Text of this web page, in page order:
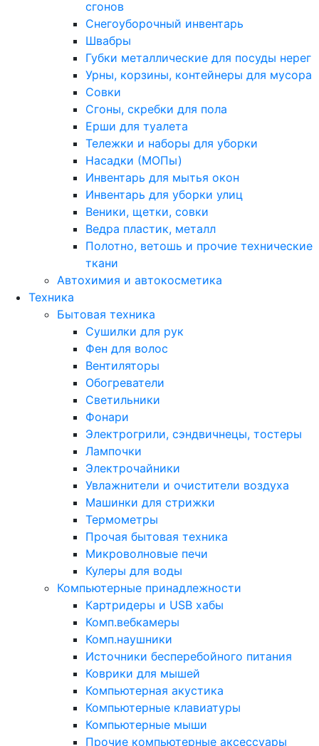
сгонов
Снегоуборочный инвентарь
Швабры
Губки металлические для посуды нерег
Урны, корзины, контейнеры для мусора
Совки
Сгоны, скребки для пола
Ерши для туалета
Тележки и наборы для уборки
Насадки (МОПы)
Инвентарь для мытья окон
Инвентарь для уборки улиц
Веники, щетки, совки
Ведра пластик, металл
Полотно, ветошь и прочие технические
ткани
Автохимия и автокосметика
Техника
Бытовая техника
Сушилки для рук
Фен для волос
Вентиляторы
Обогреватели
Светильники
Фонари
Электрогрили, сэндвичнецы, тостеры
Лампочки
Электрочайники
Увлажнители и очистители воздуха
Машинки для стрижки
Термометры
Прочая бытовая техника
Микроволновые печи
Кулеры для воды
Компьютерные принадлежности
Картридеры и USB хабы
Комп.вебкамеры
Комп.наушники
Источники бесперебойного питания
Коврики для мышей
Компьютерная акустика
Компьютерные клавиатуры
Компьютерные мыши
Прочие компьютерные аксессуары